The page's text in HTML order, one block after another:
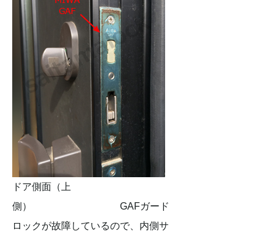
ドア側面（上
側） GAFガード
ロックが故障しているので、内側サ